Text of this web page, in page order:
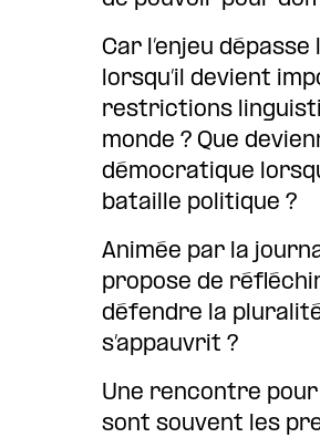
Car l’enjeu
lorsqu’il devient
restrictions
monde ? Que
démocratique
bataille politique ?
Animée par la
propose de
défendre la
s’appauvrit ?
Une rencontre
sont souvent les